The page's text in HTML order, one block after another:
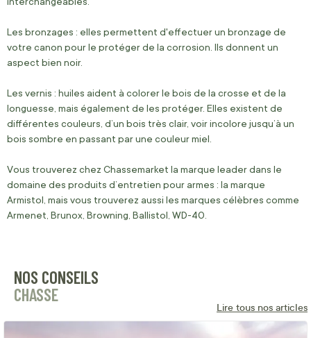
Les bronzages : elles permettent d'effectuer un bronzage de
votre canon pour le protéger de la corrosion. Ils donnent un
aspect bien noir.
Les vernis : huiles aident à colorer le bois de la crosse et de la
longuesse, mais également de les protéger. Elles existent de
différentes couleurs, d’un bois très clair, voir incolore jusqu’à un
bois sombre en passant par une couleur miel.
Vous trouverez chez Chassemarket la marque leader dans le
domaine des produits d’entretien pour armes : la marque
Armistol, mais vous trouverez aussi les marques célèbres comme
Armenet, Brunox, Browning, Ballistol, WD-40.
NOS CONSEILS
CHASSE
Lire tous nos articles